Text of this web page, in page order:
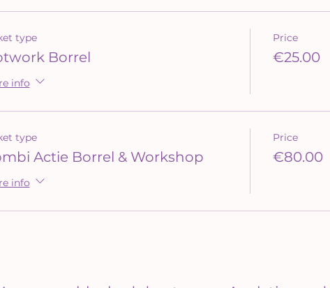
type
Borrel
info
Price
€25.00
type
Actie Borrel & Workshop
info
Price
€80.00